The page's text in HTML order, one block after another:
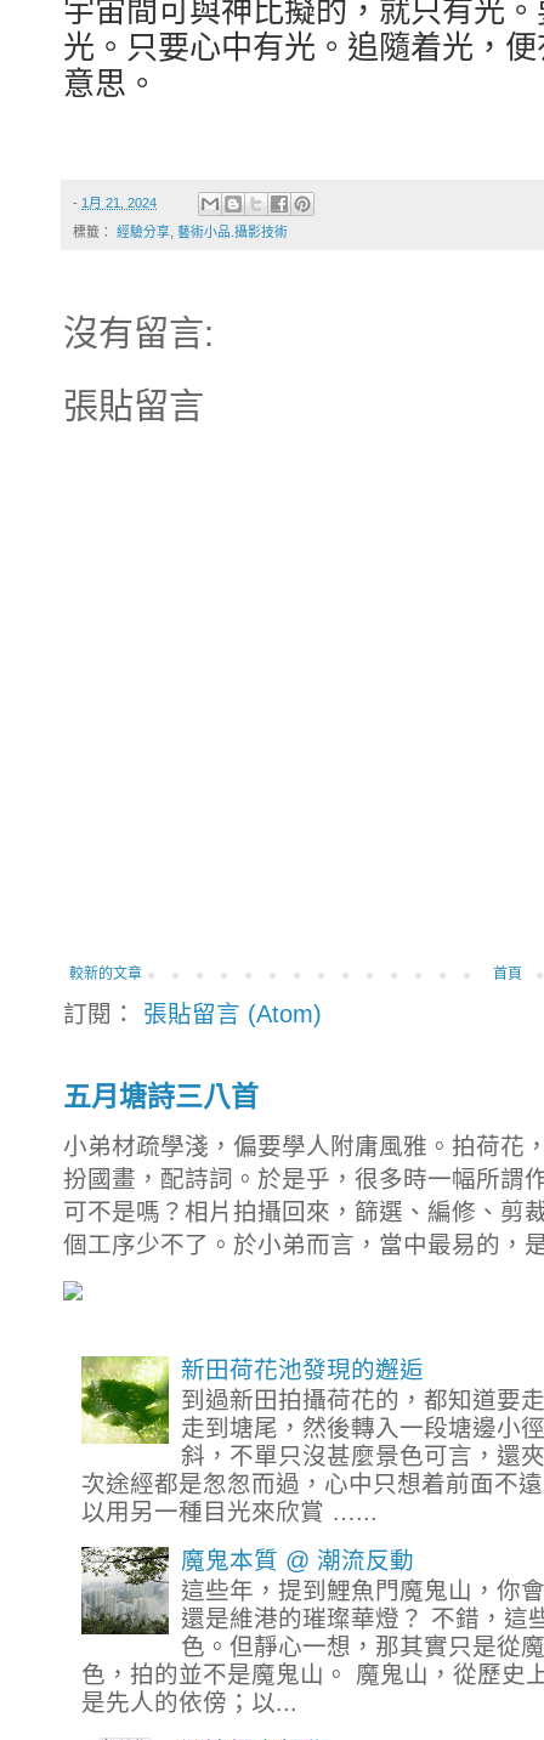
光。只要心中有光。追隨着光，
意思。
- 1月 21, 2024
標籤： 經驗分享 藝術小品.攝影技術
沒有留言:
張貼留言
較新的文章 首頁
訂閱： 張貼留言 (Atom)
五月塘詩三八首
小弟材疏學淺，偏要學人附庸風雅。拍荷花
扮國畫，配詩詞。於是乎，很多時一幅所謂
可不是嗎？相片拍攝回來，篩選、編修、剪
個工序少不了。於小弟而言，當中最易的，
新田荷花池發現的邂逅
到過新田拍攝荷花的，都知道要
走到塘尾，然後轉入一段塘邊小
斜，不單只沒甚麼景色可言，還
次途經都是怱怱而過，心中只想着前面不
以用另一種目光來欣賞 …...
魔鬼本質 @ 潮流反動
這些年，提到鯉魚門魔鬼山，你
還是維港的璀璨華燈？ 不錯，這
色。但靜心一想，那其實只是從
色，拍的並不是魔鬼山。 魔鬼山，從歷史
是先人的依傍；以...